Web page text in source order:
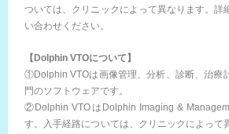
ついては、クリニックによって異なります。詳
い合わせください。
【Dolphin VTOについて】
①Dolphin VTOは画像管理、分析、診断、治療
門のソフトウェアです。
②Dolphin VTOはDolphin Imaging &
す。入手経路については、クリニックによって